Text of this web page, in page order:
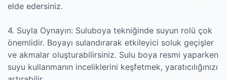
elde edersiniz.
4. Suyla Oynayın: Suluboya tekniğinde suyun rolü çok
önemlidir. Boyayı sulandırarak etkileyici soluk geçişler
ve akmalar oluşturabilirsiniz. Sulu boya resmi yaparken
suyu kullanmanın inceliklerini keşfetmek, yaratıcılığınızı